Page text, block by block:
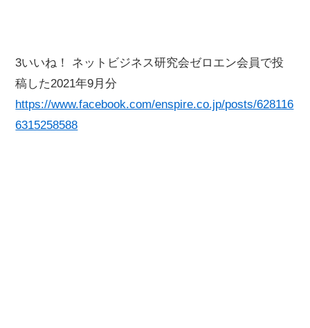
3いいね！ ネットビジネス研究会ゼロエン会員で投
稿した2021年9月分
https://www.facebook.com/enspire.co.jp/posts/628116
6315258588